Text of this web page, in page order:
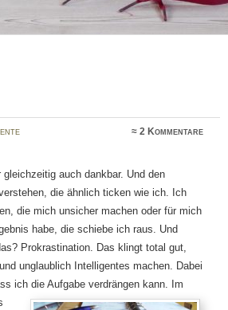
≈2 Kommentare
auch dankbar. Und den
die ähnlich ticken wie ich. Ich
die mich unsicher machen oder für mich
habe, die schiebe ich raus. Und
Prokrastination. Das klingt total gut,
unglaublich Intelligentes machen. Dabei
ich die Aufgabe verdrängen kann. Im